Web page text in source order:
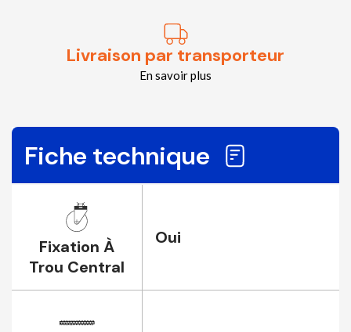
Livraison par transporteur
En savoir plus
Fiche technique
Fixation À
Trou Central
Oui